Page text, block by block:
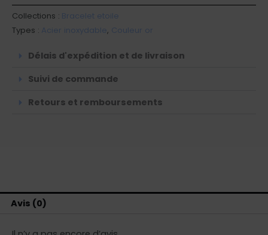
Collections : Bracelet etoile
Types : Acier inoxydable, Couleur or
Délais d'expédition et de livraison
Suivi de commande
Retours et remboursements
Avis (0)